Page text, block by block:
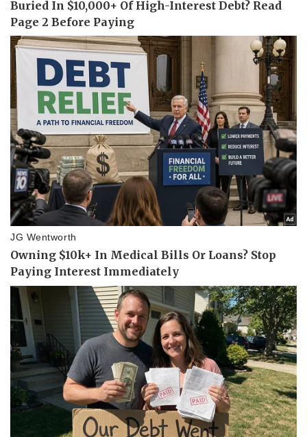
Pháp luật
Vụ án
Tin nóng
Tư vấn luật
Quân sự - Quốc phòng
Vũ khí
Phân tích